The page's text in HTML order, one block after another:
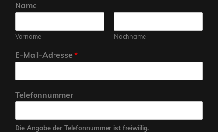
Name
Vorname Nachname
E-Mail-Adresse *
Telefonnummer
Die Angabe der Telefonnummer ist freiwiilig.